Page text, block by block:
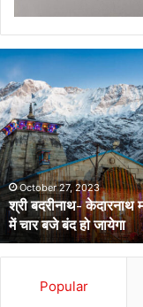
ग्रहण सूतक के चलते दिन
Popular